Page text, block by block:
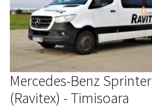
Mercedes-Benz
(Ravitex) - Timisoara